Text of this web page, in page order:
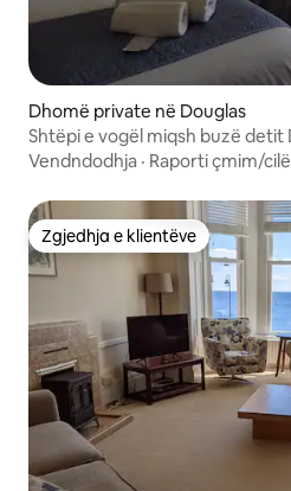
Dhomë private në Douglas
Shtëpi e vogël miqsh buzë detit
Vendndodhja · Raporti çmim/
Zgjedhja e klientëve
Zgjedhja e klientëve